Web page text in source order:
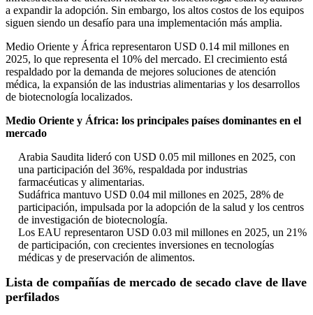
a expandir la adopción. Sin embargo, los altos costos de los equipos
siguen siendo un desafío para una implementación más amplia.
Medio Oriente y África representaron USD 0.14 mil millones en
2025, lo que representa el 10% del mercado. El crecimiento está
respaldado por la demanda de mejores soluciones de atención
médica, la expansión de las industrias alimentarias y los desarrollos
de biotecnología localizados.
Medio Oriente y África: los principales países dominantes en el
mercado
Arabia Saudita lideró con USD 0.05 mil millones en 2025, con
una participación del 36%, respaldada por industrias
farmacéuticas y alimentarias.
Sudáfrica mantuvo USD 0.04 mil millones en 2025, 28% de
participación, impulsada por la adopción de la salud y los centros
de investigación de biotecnología.
Los EAU representaron USD 0.03 mil millones en 2025, un 21%
de participación, con crecientes inversiones en tecnologías
médicas y de preservación de alimentos.
Lista de compañías de mercado de secado clave de llave
perfilados